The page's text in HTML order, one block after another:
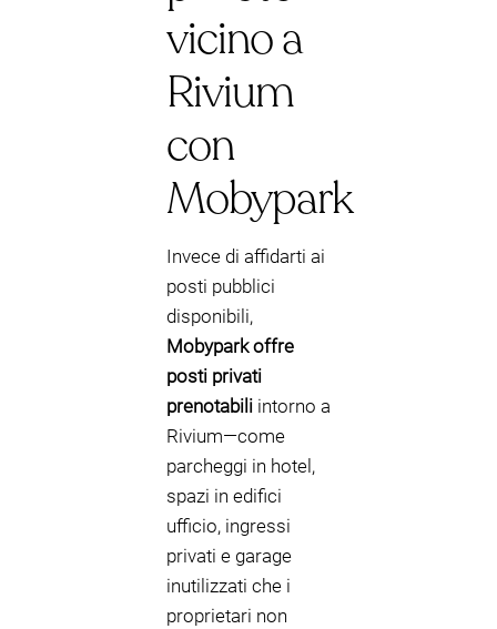
vicino a
Rivium
con
Mobypark
Invece di affidarti ai
posti pubblici
disponibili,
Mobypark offre
posti privati
prenotabili intorno a
Rivium—come
parcheggi in hotel,
spazi in edifici
ufficio, ingressi
privati e garage
inutilizzati che i
proprietari non